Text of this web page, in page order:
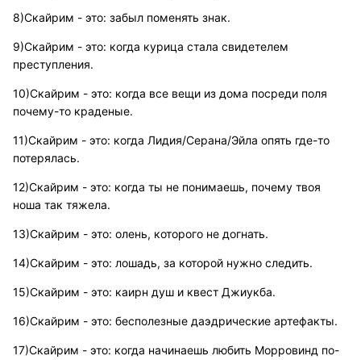
8)Скайрим - это: забыл поменять знак.
9)Скайрим - это: когда курица стала свидетелем
преступления.
10)Скайрим - это: когда все вещи из дома посреди поля
почему-то краденые.
11)Скайрим - это: когда Лидия/Серана/Эйла опять где-то
потерялась.
12)Скайрим - это: когда ты не понимаешь, почему твоя
ноша так тяжела.
13)Скайрим - это: олень, которого не догнать.
14)Скайрим - это: лошадь, за которой нужно следить.
15)Скайрим - это: каирн душ и квест Джиукба.
16)Скайрим - это: бесполезные даэдрические артефакты.
17)Скайрим - это: когда начинаешь любить Морровинд по-